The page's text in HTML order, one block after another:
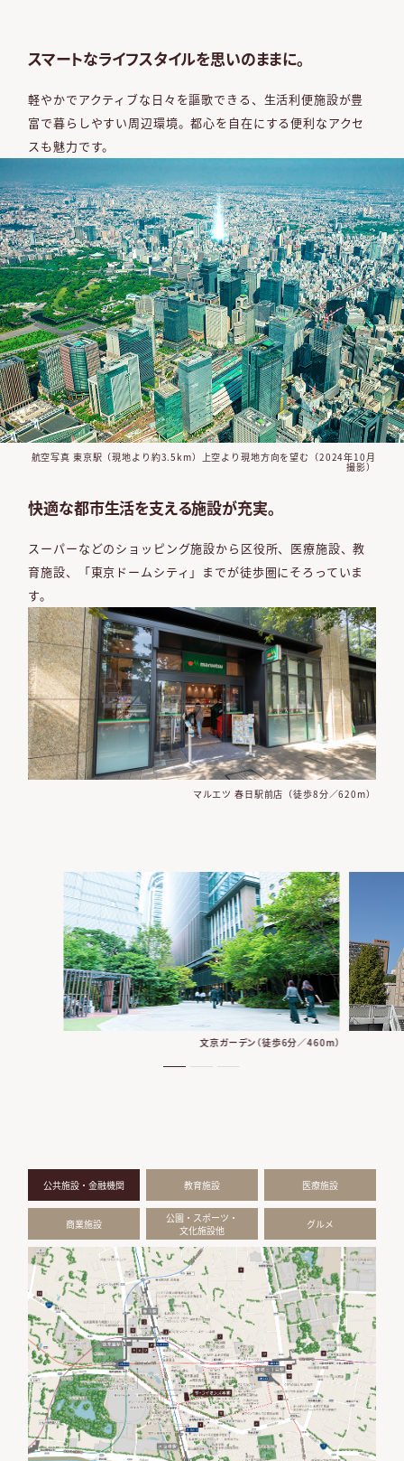
スマートなライフスタイルを思いのままに。
軽やかでアクティブな日々を謳歌できる、 生活利便施設が豊
富で暮らしやすい周辺環境。都心を自在にする便利なアクセ
スも魅力です。
航空写真 東京駅（現地より約3.5km） 上空より現地方向を望む（2024年10月
撮影）
快適な都市生活を支える施設が充実。
スーパーなどのショッピング施設から区役所、 医療施設、教
育施設、「東京ドームシティ」 までが徒歩圏にそろっていま
す。
マルエツ 春日駅前店（徒歩8分／620m）
文京ガーデン（徒歩6分／460m）
公共施設・金融機関 教育施設 医療施設
商業施設
公園・スポーツ・
文化施設他
グルメ